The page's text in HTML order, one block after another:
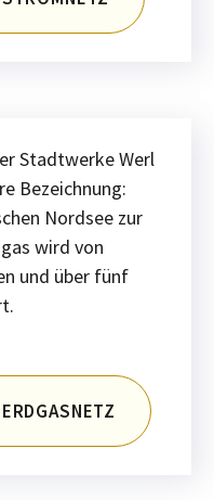
Stadtwerke Werl
Bezeichnung:
Nordsee zur
wird von
und über fünf